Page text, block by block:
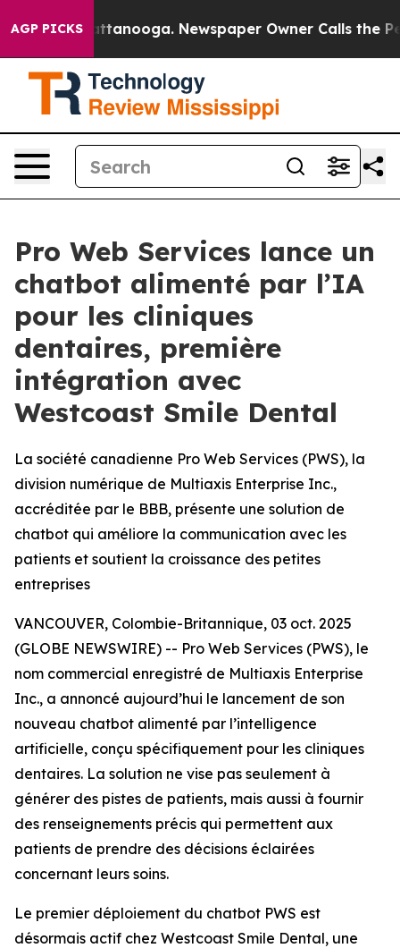
AGP PICKS
in Chattanooga. Newspaper Owner Calls the
Pro Web Services lance un
chatbot alimenté par l’IA
pour les cliniques
dentaires, première
intégration avec
Westcoast Smile Dental
La société canadienne Pro Web Services (PWS), la
division numérique de Multiaxis Enterprise Inc.,
accréditée par le BBB, présente une solution de
chatbot qui améliore la communication avec les
patients et soutient la croissance des petites
entreprises
VANCOUVER, Colombie-Britannique, 03 oct. 2025
(GLOBE NEWSWIRE) -- Pro Web Services (PWS), le
nom commercial enregistré de Multiaxis Enterprise
Inc., a annoncé aujourd’hui le lancement de son
nouveau chatbot alimenté par l’intelligence
artificielle, conçu spécifiquement pour les cliniques
dentaires. La solution ne vise pas seulement à
générer des pistes de patients, mais aussi à fournir
des renseignements précis qui permettent aux
patients de prendre des décisions éclairées
concernant leurs soins.
Le premier déploiement du chatbot PWS est
désormais actif chez Westcoast Smile Dental, une